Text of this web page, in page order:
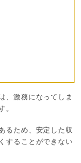
、激務になってしま
。
るため、安定した収
することができない